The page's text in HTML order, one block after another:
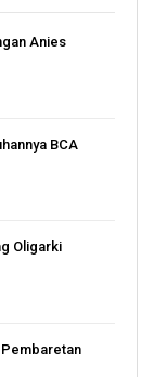
Anies
BCA
Oligarki